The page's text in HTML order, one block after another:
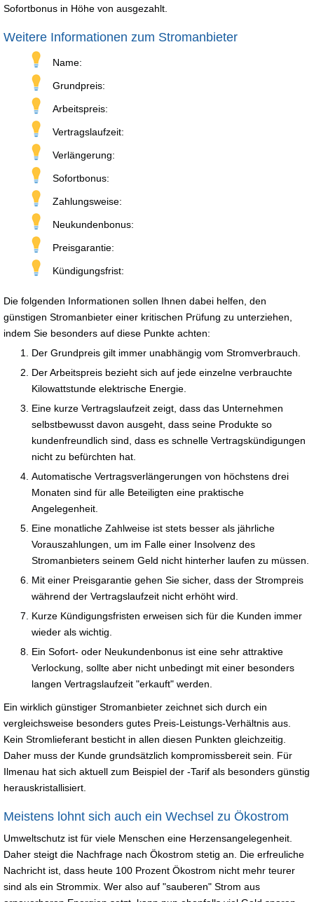
Sofortbonus in Höhe von ausgezahlt.
Weitere Informationen zum Stromanbieter
Name:
Grundpreis:
Arbeitspreis:
Vertragslaufzeit:
Verlängerung:
Sofortbonus:
Zahlungsweise:
Neukundenbonus:
Preisgarantie:
Kündigungsfrist:
Die folgenden Informationen sollen Ihnen dabei helfen, den
günstigen Stromanbieter einer kritischen Prüfung zu unterziehen,
indem Sie besonders auf diese Punkte achten:
Der Grundpreis gilt immer unabhängig vom Stromverbrauch.
Der Arbeitspreis bezieht sich auf jede einzelne verbrauchte
Kilowattstunde elektrische Energie.
Eine kurze Vertragslaufzeit zeigt, dass das Unternehmen
selbstbewusst davon ausgeht, dass seine Produkte so
kundenfreundlich sind, dass es schnelle Vertragskündigungen
nicht zu befürchten hat.
Automatische Vertragsverlängerungen von höchstens drei
Monaten sind für alle Beteiligten eine praktische
Angelegenheit.
Eine monatliche Zahlweise ist stets besser als jährliche
Vorauszahlungen, um im Falle einer Insolvenz des
Stromanbieters seinem Geld nicht hinterher laufen zu müssen.
Mit einer Preisgarantie gehen Sie sicher, dass der Strompreis
während der Vertragslaufzeit nicht erhöht wird.
Kurze Kündigungsfristen erweisen sich für die Kunden immer
wieder als wichtig.
Ein Sofort- oder Neukundenbonus ist eine sehr attraktive
Verlockung, sollte aber nicht unbedingt mit einer besonders
langen Vertragslaufzeit "erkauft" werden.
Ein wirklich günstiger Stromanbieter zeichnet sich durch ein
vergleichsweise besonders gutes Preis-Leistungs-Verhältnis aus.
Kein Stromlieferant besticht in allen diesen Punkten gleichzeitig.
Daher muss der Kunde grundsätzlich kompromissbereit sein. Für
Ilmenau hat sich aktuell zum Beispiel der -Tarif als besonders günstig
herauskristallisiert.
Meistens lohnt sich auch ein Wechsel zu Ökostrom
Umweltschutz ist für viele Menschen eine Herzensangelegenheit.
Daher steigt die Nachfrage nach Ökostrom stetig an. Die erfreuliche
Nachricht ist, dass heute 100 Prozent Ökostrom nicht mehr teurer
sind als ein Strommix. Wer also auf "sauberen" Strom aus